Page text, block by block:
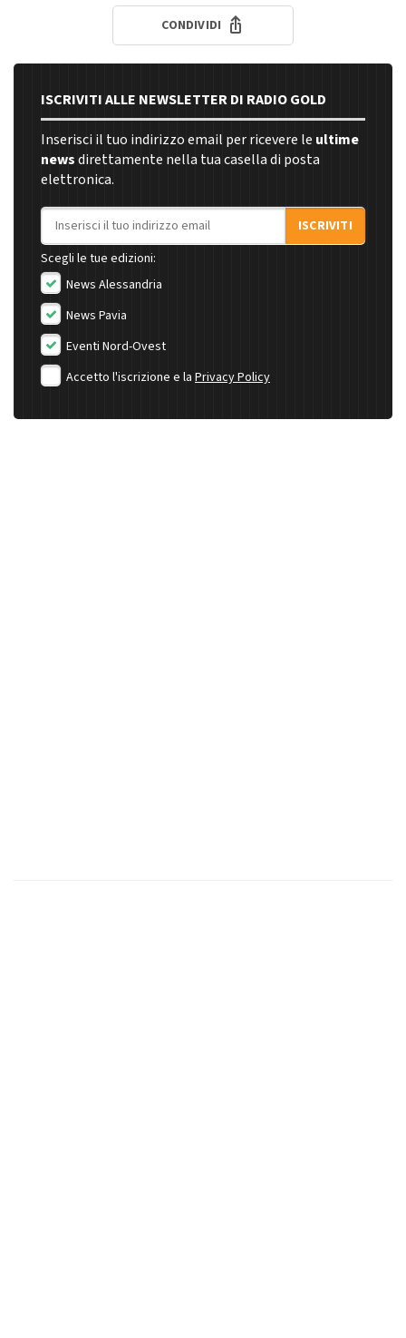
CONDIVIDI
ISCRIVITI ALLE NEWSLETTER DI RADIO GOLD
Inserisci il tuo indirizzo email per ricevere le ultime
newsdirettamente nella tua casella di posta
elettronica.
Indirizzo email
ISCRIVITI
Scegli le tue edizioni:
News Alessandria
News Pavia
Eventi Nord-Ovest
Accetto l'iscrizione e la Privacy Policy